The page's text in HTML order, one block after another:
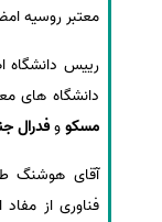
سفارش تولید
سفارش
سفارش
سفارش تهیه
معتبر روسیه
رییس
دانشگاه های
مسکووفدرال
آقای هوشنگ
فناوری از